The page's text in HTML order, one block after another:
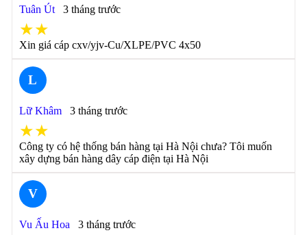
Tuân Út 3 tháng trước
★★
Xin giá cáp cxv/yjv-Cu/XLPE/PVC 4x50
L
Lữ Khâm 3 tháng trước
★★
Công ty có hệ thống bán hàng tại Hà Nội chưa? Tôi muốn
xây dựng bán hàng dây cáp điện tại Hà Nội
V
Vu Ấu Hoa 3 tháng trước